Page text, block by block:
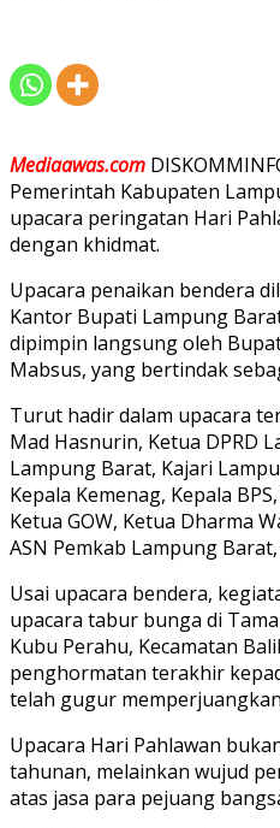
Mediaawas.com
Pemerintah Kabupaten
upacara peringatan Hari
dengan khidmat.
Upacara penaikan bendera
Kantor Bupati Lampung
dipimpin langsung oleh
Mabsus, yang bertindak
Turut hadir dalam upacara
Mad Hasnurin, Ketua DPRD
Lampung Barat, Kajari
Kepala Kemenag, Kepala
Ketua GOW, Ketua Dharma
ASN Pemkab Lampung
Usai upacara bendera,
upacara tabur bunga di
Kubu Perahu, Kecamatan
penghormatan terakhir
telah gugur
Upacara Hari Pahlawan
tahunan, melainkan wujud
atas jasa para pejuang